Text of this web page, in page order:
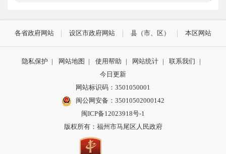
各省政府网站 设区市政府网站 县（市、区） 本区网站
隐私保护 | 网站地图 | 使用帮助 | 网站统计 | 联系我们
|
今日更新
网站标识码：3501050001
闽公网安备：35010502000142
闽ICP备12023918号-1
版权所有：福州市马尾区人民政府